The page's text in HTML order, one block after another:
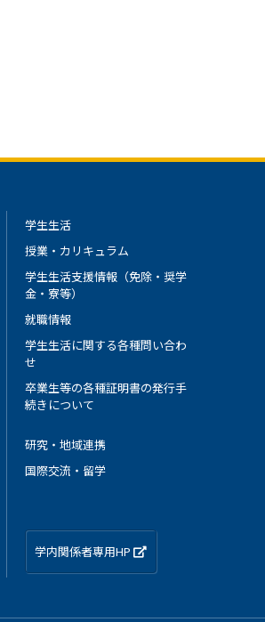
学生生活
授業・カリキュラム
学生生活支援情報（免除・奨学
金・寮等）
就職情報
学生生活に関する各種問い合わ
せ
卒業生等の各種証明書の発行手
続きについて
研究・地域連携
国際交流・留学
学内関係者専用HP